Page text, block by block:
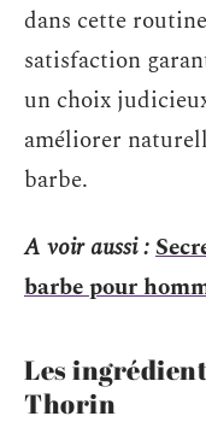
dans cette
satisfaction
un choix
améliorer
barbe.
A voir aussi :
barbe pour
Les
Thorin